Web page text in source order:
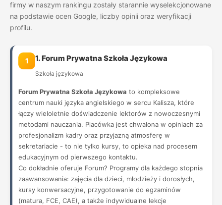
firmy w naszym rankingu zostały starannie wyselekcjonowane
na podstawie ocen Google, liczby opinii oraz weryfikacji
profilu.
1 1. Forum Prywatna Szkoła Językowa
Szkoła językowa
Forum Prywatna Szkoła Językowa to kompleksowe
centrum nauki języka angielskiego w sercu Kalisza, które
łączy wieloletnie doświadczenie lektorów z nowoczesnymi
metodami nauczania. Placówka jest chwalona w opiniach za
profesjonalizm kadry oraz przyjazną atmosferę w
sekretariacie - to nie tylko kursy, to opieka nad procesem
edukacyjnym od pierwszego kontaktu.
Co dokładnie oferuje Forum? Programy dla każdego stopnia
zaawansowania: zajęcia dla dzieci, młodzieży i dorosłych,
kursy konwersacyjne, przygotowanie do egzaminów
(matura, FCE, CAE), a także indywidualne lekcje